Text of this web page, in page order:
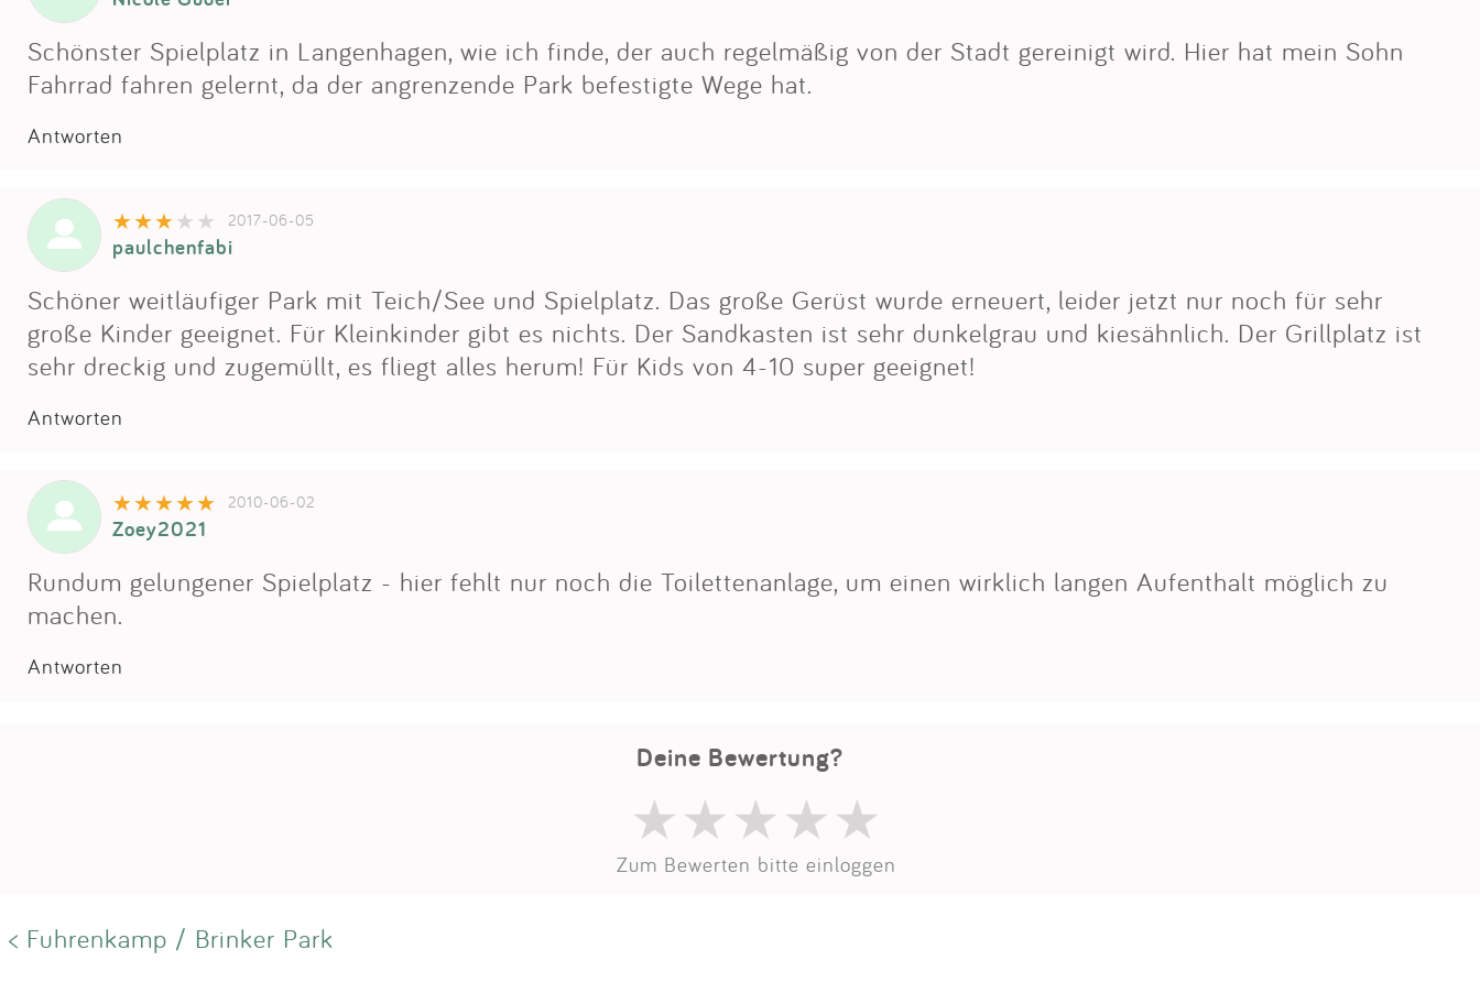
Anmelden
Schönster Spielplatz in Langenhagen, wie ich finde, der auch regelmäßig von der Stadt gereinigt wird. Hier hat mein Sohn
Fahrrad fahren gelernt, da der angrenzende Park befestigte Wege hat.
Antworten
2017-06-05
paulchenfabi
Schöner weitläufiger Park mit Teich/See und Spielplatz. Das große Gerüst wurde erneuert, leider jetzt nur noch für sehr
große Kinder geeignet. Für Kleinkinder gibt es nichts. Der Sandkasten ist sehr dunkelgrau und kiesähnlich. Der Grillplatz ist
sehr dreckig und zugemüllt, es fliegt alles herum! Für Kids von 4-10 super geeignet!
Antworten
2010-06-02
Zoey2021
Rundum gelungener Spielplatz - hier fehlt nur noch die Toilettenanlage, um einen wirklich langen Aufenthalt möglich zu
machen.
Antworten
Deine Bewertung?
Zum Bewerten bitte einloggen
< Fuhrenkamp / Brinker Park